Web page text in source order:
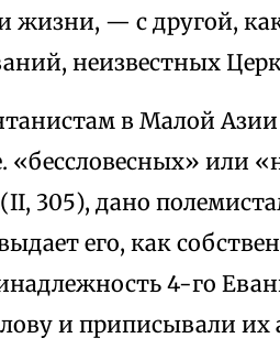
— с другой, как
неизвестных
в Малой Азии
«бессловесных» или
305), дано
его, как
4-го
и приписывали их